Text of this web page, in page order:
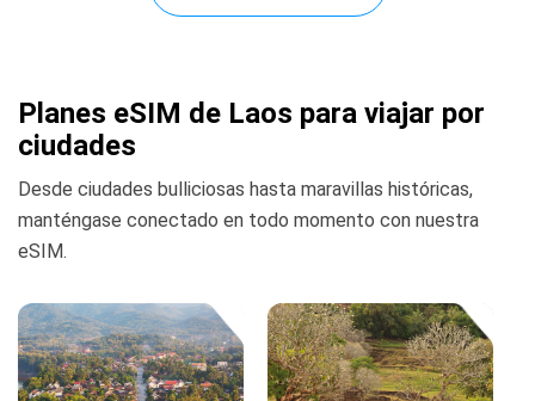
Planes eSIM de Laos para viajar por
ciudades
Desde ciudades bulliciosas hasta maravillas históricas,
manténgase conectado en todo momento con nuestra
eSIM.